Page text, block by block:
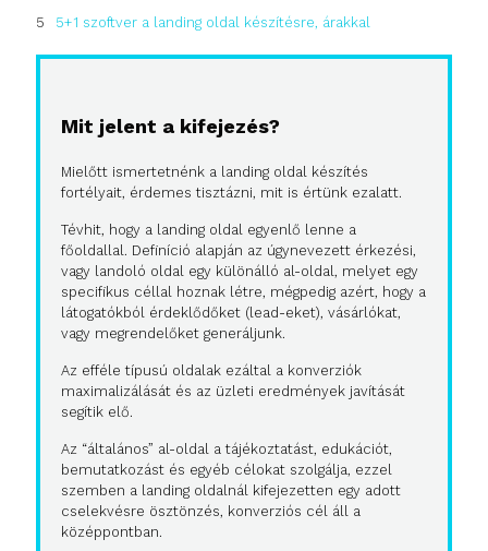
5+1 szoftver a landing oldal készítésre, árakkal
Mit jelent a kifejezés?
Mielőtt ismertetnénk a landing oldal készítés
fortélyait, érdemes tisztázni, mit is értünk ezalatt.
Tévhit, hogy a landing oldal egyenlő lenne a
főoldallal. Definíció alapján az úgynevezett érkezési,
vagy landoló oldal egy különálló al-oldal, melyet egy
specifikus céllal hoznak létre, mégpedig azért, hogy a
látogatókból érdeklődőket (lead-eket), vásárlókat,
vagy megrendelőket generáljunk.
Az efféle típusú oldalak ezáltal a konverziók
maximalizálását és az üzleti eredmények javítását
segítik elő.
Az “általános” al-oldal a tájékoztatást, edukációt,
bemutatkozást és egyéb célokat szolgálja, ezzel
szemben a landing oldalnál kifejezetten egy adott
cselekvésre ösztönzés, konverziós cél áll a
középpontban.